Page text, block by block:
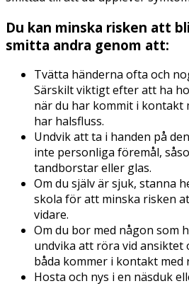
Du kan minska risken att
smitta andra genom att:
Tvätta händerna ofta och
Särskilt viktigt efter att ha
när du har kommit i kontakt
har halsfluss.
Undvik att ta i handen på
inte personliga föremål,
tandborstar eller glas.
Om du själv är sjuk, stanna
skola för att minska risken
vidare.
Om du bor med någon som
undvika att röra vid ansiktet
båda kommer i kontakt med
Hosta och nys i en näsduk